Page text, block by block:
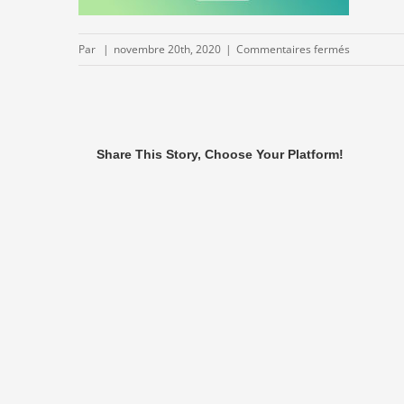
Par | novembre 20th, 2020 | Commentaires fermés
Share This Story, Choose Your Platform!